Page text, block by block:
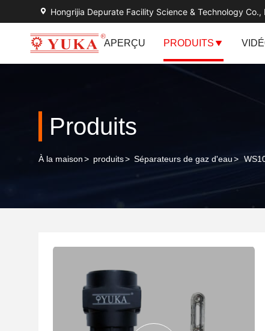
Hongrijia Depurate Facility Science & Technology Co.,
APERÇU PRODUITS
Produits
À la maison> produits> Séparateurs de gaz d'eau>